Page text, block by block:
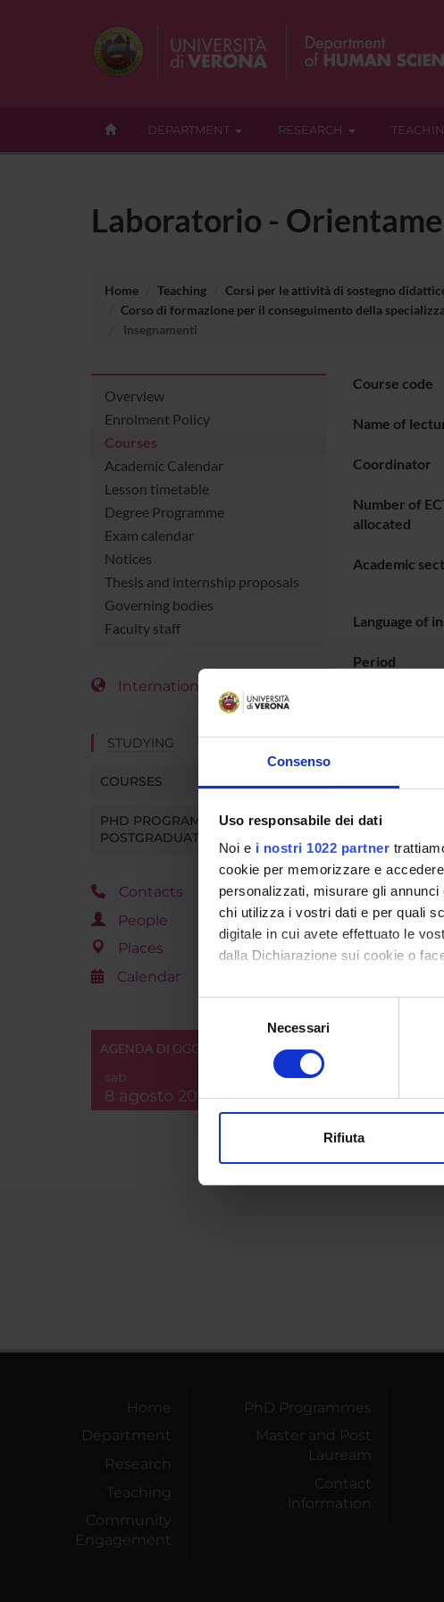
Consenso
Uso responsabile dei dati
Noi e i nostri 1022 partner
cookie per memorizzare e
personalizzati, misurare gli
chi utilizza i vostri dati e per quali
digitale in cui avete effettuato le
dalla Dichiarazione sui cookie o
Con il tuo consenso, vorremmo
raccogliere informazioni
digitali).
modificare o ritirare il tuo
del
consenso
Necessari
Rifiuta
DEPARTMENT RESEARCH
Laboratorio -
Home Teaching
Corsi per le attività di sostegno
Corso di formazione per il conseguimento della
Insegnamenti
Overview
Enrolment Policy
Courses
Academic Calendar
Lesson timetable
Degree Programme
Exam calendar
Notices
Thesis and internship proposals
Governing bodies
Faculty staff
International Students
STUDYING
COURSES
PHD PROGRAMMES AND
POSTGRADUATE TRAINING
Contacts
People
Places
Calendar
AGENDA DI OGGI
sab
8 agosto 2026
Course code
Name of
Coordinator
Number of
allocated
Academic
Language of
Period
Go to
Home
Department
Research
Teaching
Community
Engagement
PhD Programmes
Master and Post
Lauream
Contact
information